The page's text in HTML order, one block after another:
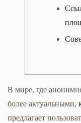
В мире, где
более актуальными,
предлагает